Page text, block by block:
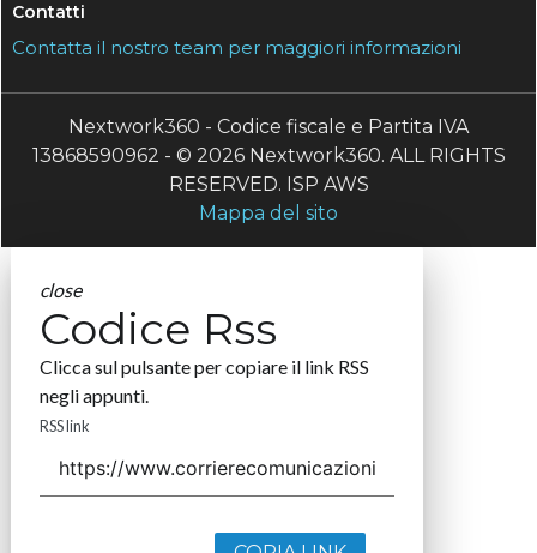
Contatti
Contatta il nostro team per maggiori informazioni
Nextwork360 - Codice fiscale e Partita IVA
13868590962 - © 2026 Nextwork360. ALL RIGHTS
RESERVED. ISP AWS
Mappa del sito
close
Codice Rss
Clicca sul pulsante per copiare il link RSS
negli appunti.
RSS link